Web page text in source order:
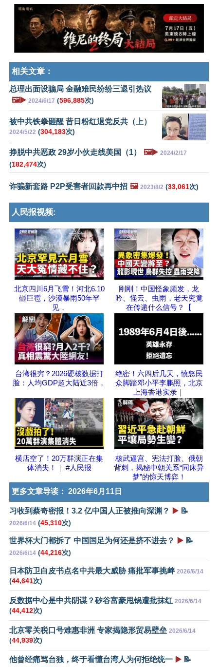
相关文章：
总理出面设骗局 金融难民纷纷三退引热议
🖼️▶️ 2024/6/17 (596,885次)
被中共铁拳砸醒 昔日粉红退党反共（上）
2024/5/22 (304,183次)
挣脱中共恶政 29岁小伙走线美国（1） 🖼️▶️ 2024/2/17
(182,474次)
诈骗新套路 P2P受害者回款再中招 🖼️ 2023/8/2 (33,061次)
人民报视频:
北京四川6月飞雪！河北6.10
砸巨雹，沙漠暴雨50年罕
见，
刚刚！中国怪象频发，龙
吟、怪云、虫雨，老天究竟
在传递什么信号？【
台湾很穷？2026硬核数据打
脸：人均GDP超大陆近3倍，
绝密！六四后几天，愤怒民
众脚踏邓小平李鹏照，北京
上海香港实录｜
横店空了！20万群演正在集
体消失！｜ #人民报
核武逼宫、宪法打脸、俄朝
背刺，揭秘中朝关系“同床异
梦”的惊天博弈！
更多文章导读： 2026年6月11日
习收到蔡奇密报！3.2 亿中国人正被推向深渊？ ▶️ 📝
2026/6/14 (45,310次)
世界杯大门都拆了 中国国足为何还是挤不进去？ ▶️ 📝
2026/6/14 (44,216次)
日本防卫白皮书点名中共最大威胁 痛批军事挑衅 2026/6/14
(44,641次)
反数据中心是中共阴谋？矽谷富豪甩锅遭批抹红 2026/6/14
(44,412次)
北京零关税口号难惠非洲 专家揭隐形贸易壁垒 2026/6/14
(44,939次)
他曾经痛骂台独，终于看懂台湾人为何拒绝统一 ▶️ 📝